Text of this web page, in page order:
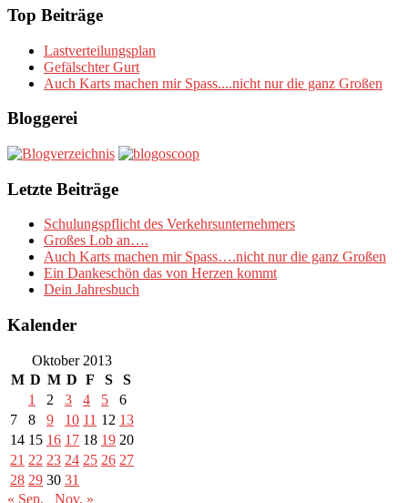
Top Beiträge
Lastverteilungsplan
Gefälschter Gurt
Auch Karts machen mir Spass....nicht nur die ganz Großen
Bloggerei
Letzte Beiträge
Schulungspflicht des Verkehrsunternehmers
Großes Lob an….
Auch Karts machen mir Spass….nicht nur die ganz Großen
Ein Dankeschön das von Herzen kommt
Dein Jahresbuch
Kalender
Oktober 2013
M D M D F S
S
1
2 3 4 5
6
7
8 9 10 11 12 13
14 15 16 17 18 19 20
21 22 23 24 25 26 27
28 29 30 31
« Sep.
Nov. »